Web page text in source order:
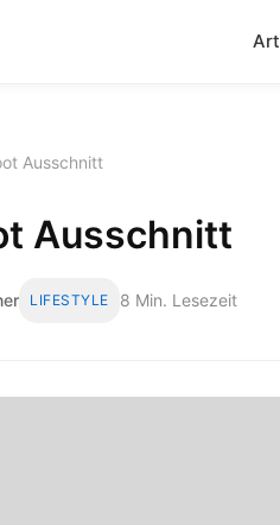
Art
Ausschnitt
Ausschnitt
LIFESTYLE 8 Min. Lesezeit